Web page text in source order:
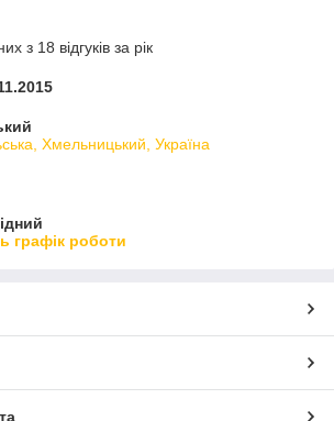
з 18 відгуків за рік
Хмельницький, Україна
графік роботи